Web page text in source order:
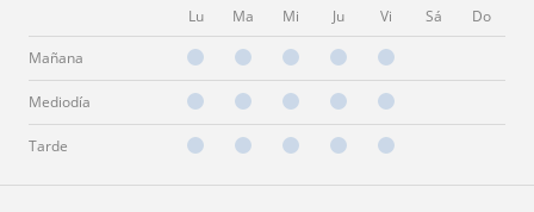
Lu Ma Mi Ju Vi Sá Do
Mañana
Mediodía
Tarde